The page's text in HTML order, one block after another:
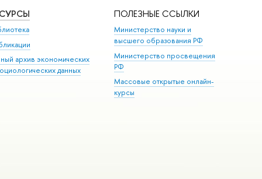
архив экономических
данных
ПОЛЕЗНЫЕ ССЫЛКИ
Министерство науки и
высшего образования РФ
Министерство просвещения
РФ
Массовые открытые онлайн-
курсы